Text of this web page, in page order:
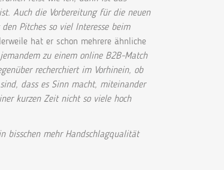
Auch die Vorbereitung für die neuen
Pitches so viel Interesse beim
hat er schon mehrere ähnliche
zu einem online B2B-Match
recherchiert im Vorhinein, ob
dass es Sinn macht, miteinander
kurzen Zeit nicht so viele hoch
bisschen mehr Handschlagqualität